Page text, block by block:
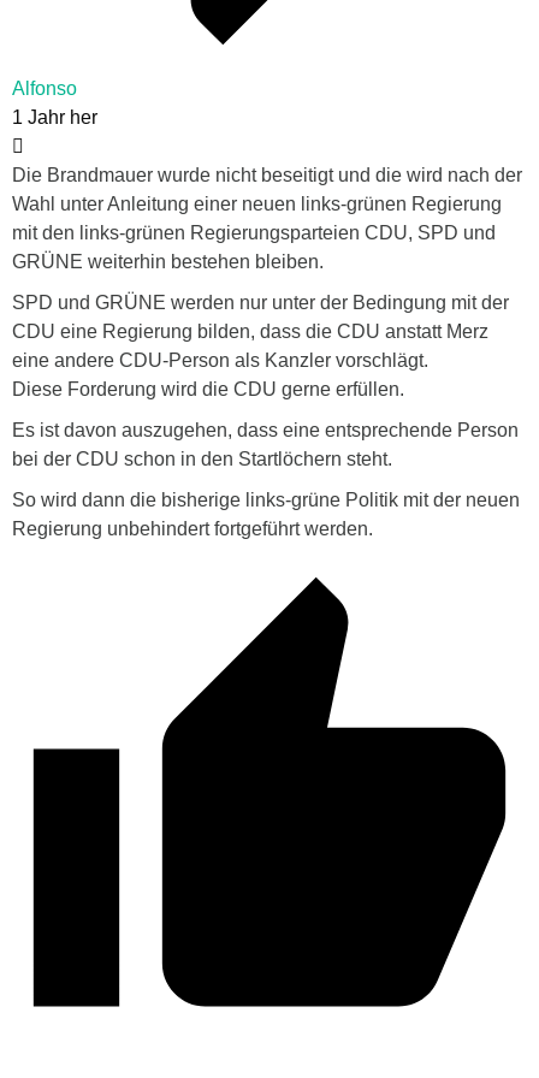
Alfonso
1 Jahr her
Die Brandmauer wurde nicht beseitigt und die wird nach der
Wahl unter Anleitung einer neuen links-grünen Regierung
mit den links-grünen Regierungsparteien CDU, SPD und
GRÜNE weiterhin bestehen bleiben.
SPD und GRÜNE werden nur unter der Bedingung mit der
CDU eine Regierung bilden, dass die CDU anstatt Merz
eine andere CDU-Person als Kanzler vorschlägt.
Diese Forderung wird die CDU gerne erfüllen.
Es ist davon auszugehen, dass eine entsprechende Person
bei der CDU schon in den Startlöchern steht.
So wird dann die bisherige links-grüne Politik mit der neuen
Regierung unbehindert fortgeführt werden.